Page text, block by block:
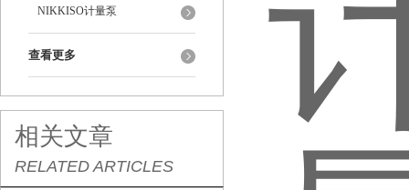
NIKKISO计量泵
查看更多
相关文章
RELATED ARTICLES